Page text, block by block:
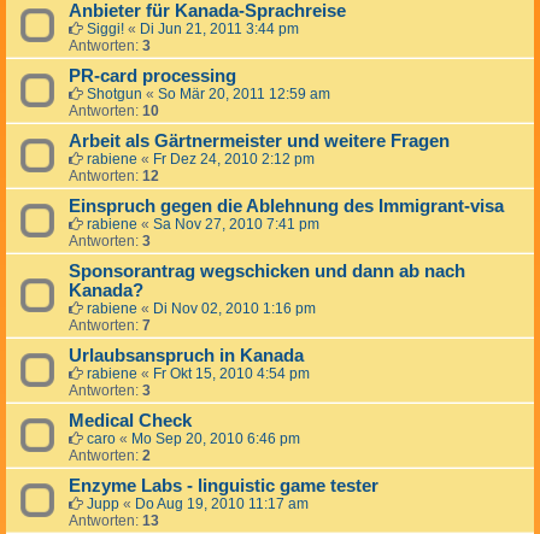
Anbieter für Kanada-Sprachreise
Siggi! « Di Jun 21, 2011 3:44 pm
Antworten: 3
PR-card processing
Shotgun « So Mär 20, 2011 12:59 am
Antworten: 10
Arbeit als Gärtnermeister und weitere Fragen
rabiene « Fr Dez 24, 2010 2:12 pm
Antworten: 12
Einspruch gegen die Ablehnung des Immigrant-visa
rabiene « Sa Nov 27, 2010 7:41 pm
Antworten: 3
Sponsorantrag wegschicken und dann ab nach
Kanada?
rabiene « Di Nov 02, 2010 1:16 pm
Antworten: 7
Urlaubsanspruch in Kanada
rabiene « Fr Okt 15, 2010 4:54 pm
Antworten: 3
Medical Check
caro « Mo Sep 20, 2010 6:46 pm
Antworten: 2
Enzyme Labs - linguistic game tester
Jupp « Do Aug 19, 2010 11:17 am
Antworten: 13